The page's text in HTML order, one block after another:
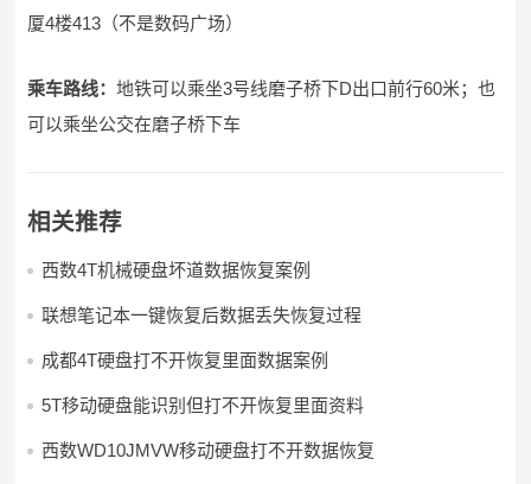
厦4楼413（不是数码广场）
乘车路线：地铁可以乘坐3号线磨子桥下D出口前行60米；也
可以乘坐公交在磨子桥下车
相关推荐
西数4T机械硬盘坏道数据恢复案例
联想笔记本一键恢复后数据丢失恢复过程
成都4T硬盘打不开恢复里面数据案例
5T移动硬盘能识别但打不开恢复里面资料
西数WD10JMVW移动硬盘打不开数据恢复